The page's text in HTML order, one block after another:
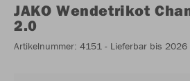
JAKO Wendetrikot
2.0
Artikelnummer: 4151 - Lieferbar bis 2026